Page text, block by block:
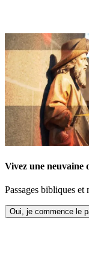
Vivez une neuvaine
Passages bibliques
Oui, je commence le